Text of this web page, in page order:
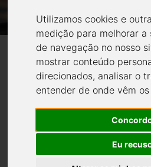
Utilizamos cookies e
medição para melhorar a
de navegação no nosso
mostrar conteúdo
direcionados, analisar o
entender de onde vêm
Eu
DA
Notícias